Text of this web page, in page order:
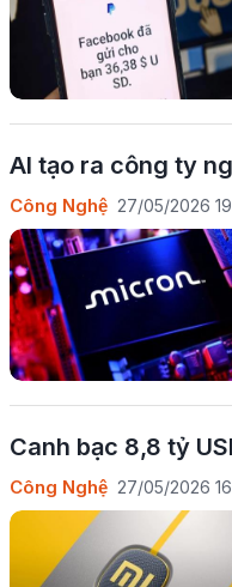
AI tạo ra công ty
Công Nghệ 27/05/2026
Canh bạc 8,8 tỷ
Công Nghệ 27/05/2026